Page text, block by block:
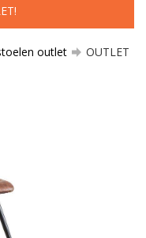
outlet
OUTLET